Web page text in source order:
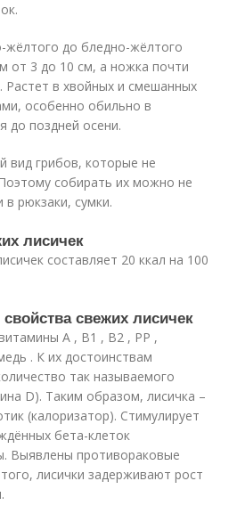
жёлтого до бледно-жёлтого
от 3 до 10 см, а ножка почти
Растет в хвойных и смешанных
особенно обильно в
до поздней осени.
вид грибов, которые не
собирать их можно не
в рюкзаки, сумки.
лисичек
составляет 20 ккал на 100
свежих лисичек
А , В1 , В2 , РР ,
. К их достоинствам
так называемого
D). Таким образом, лисичка –
(калоризатор). Стимулирует
бета-клеток
Выявлены противораковые
лисички задерживают рост